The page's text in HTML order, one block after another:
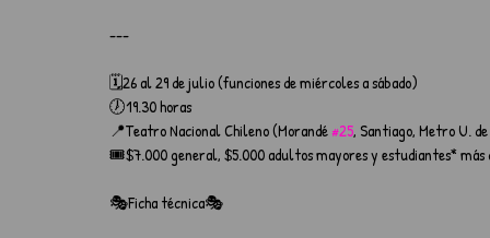
---
🗓️26 al 29 de julio (funciones de miércoles a sábado)
🕖19.30 horas
📍Teatro Nacional Chileno (Morandé #25, Santiago, Metro U.
🎟️$7.000 general, $5.000 adultos mayores y estudiantes* más
🎭Ficha técnica🎭